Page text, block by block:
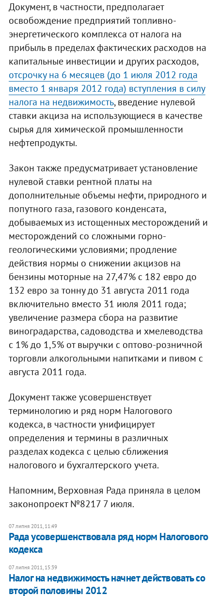
Документ, в частности, предполагает
освобождение предприятий топливно-
энергетического комплекса от налога на
прибыль в пределах фактических расходов на
капитальные инвестиции и других расходов,
отсрочку на 6 месяцев (до 1 июля 2012 года
вместо 1 января 2012 года) вступления в силу
налога на недвижимость, введение нулевой
ставки акциза на использующиеся в качестве
сырья для химической промышленности
нефтепродукты.
Закон также предусматривает установление
нулевой ставки рентной платы на
дополнительные объемы нефти, природного и
попутного газа, газового конденсата,
добываемых из истощенных месторождений и
месторождений со сложными горно-
геологическими условиями; продление
действия нормы о снижении акцизов на
бензины моторные на 27,47% с 182 евро до
132 евро за тонну до 31 августа 2011 года
включительно вместо 31 июля 2011 года;
увеличение размера сбора на развитие
виноградарства, садоводства и хмелеводства
с 1% до 1,5% от выручки с оптово-розничной
торговли алкогольными напитками и пивом с
августа 2011 года.
Документ также усовершенствует
терминологию и ряд норм Налогового
кодекса, в частности унифицирует
определения и термины в различных
разделах кодекса с целью сближения
налогового и бухгалтерского учета.
Напомним, Верховная Рада приняла в целом
законопроект №8217 7 июля.
07 липня 2011, 11:49
Рада усовершенствовала ряд норм Налогового
кодекса
07 липня 2011, 15:39
Налог на недвижимость начнет действовать со
второй половины 2012